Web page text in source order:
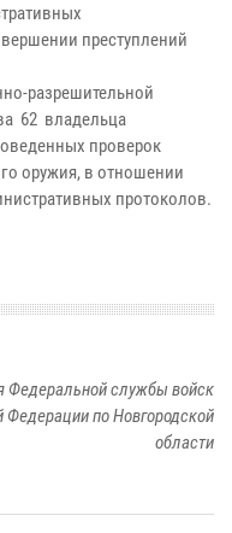
преступлений
разрешительной
62 владельца
проверок
оружия, в отношении
протоколов.
Федеральной службы войск
Федерации по Новгородской
области